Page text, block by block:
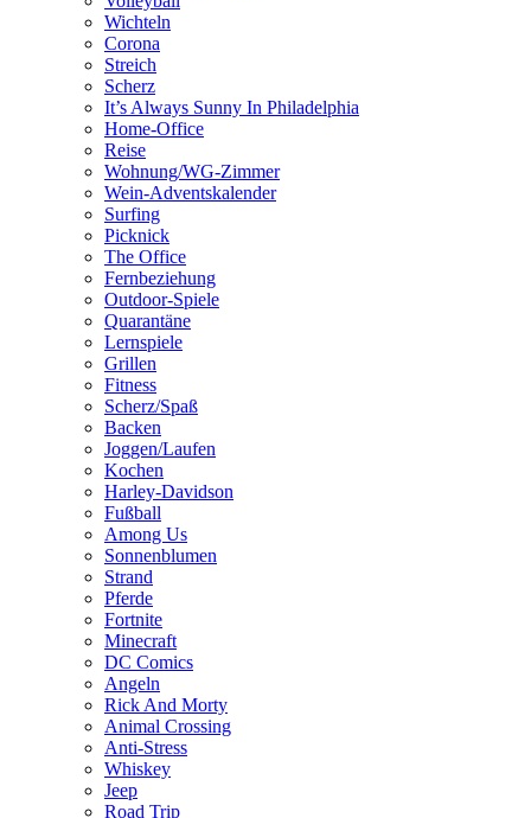
Wichteln
Corona
Streich
Scherz
It’s Always Sunny In Philadelphia
Home-Office
Reise
Wohnung/WG-Zimmer
Wein-Adventskalender
Surfing
Picknick
The Office
Fernbeziehung
Outdoor-Spiele
Quarantäne
Lernspiele
Grillen
Fitness
Scherz/Spaß
Backen
Joggen/Laufen
Kochen
Harley-Davidson
Fußball
Among Us
Sonnenblumen
Strand
Pferde
Fortnite
Minecraft
DC Comics
Angeln
Rick And Morty
Animal Crossing
Anti-Stress
Whiskey
Jeep
Road Trip